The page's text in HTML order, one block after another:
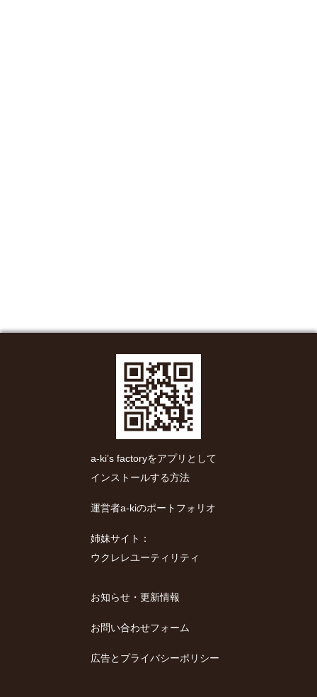
a-ki’s factoryをアプリとして
インストールする方法
運営者a-kiのポートフォリオ
姉妹サイト：
ウクレレユーティリティ
お知らせ・更新情報
お問い合わせフォーム
広告とプライバシーポリシー